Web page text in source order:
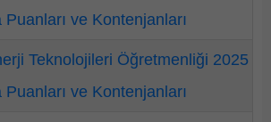
Puanları ve Kontenjanları
Teknolojileri Öğretmenliği 2025
Puanları ve Kontenjanları